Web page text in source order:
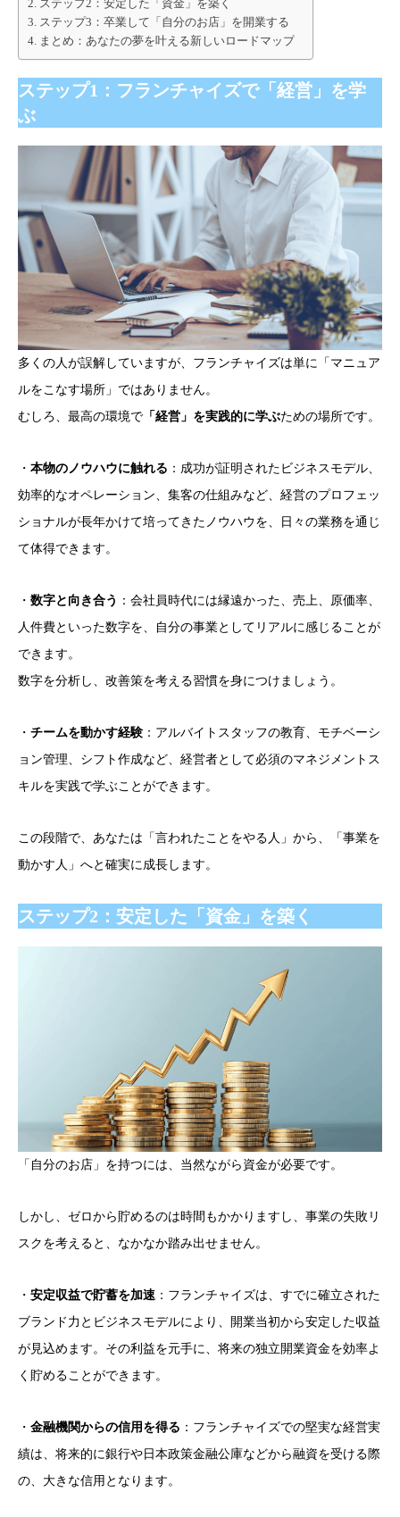
ステップ2：安定した「資金」を築く
ステップ3：卒業して「自分のお店」を開業する
まとめ：あなたの夢を叶える新しいロードマップ
ステップ1：フランチャイズで「経営」を学
ぶ
多くの人が誤解していますが、フランチャイズは単に「マニュア
ルをこなす場所」ではありません。
むしろ、最高の環境で 「経営」を実践的に学ぶための場所です。
・ 本物のノウハウに触れる ：成功が証明されたビジネスモデル、
効率的なオペレーション、集客の仕組みなど、経営のプロフェッ
ショナルが長年かけて培ってきたノウハウを、日々の業務を通じ
て体得できます。
・ 数字と向き合う ：会社員時代には縁遠かった、売上、原価率、
人件費といった数字を、自分の事業としてリアルに感じることが
できます。
数字を分析し、改善策を考える習慣を身につけましょう。
・ チームを動かす経験 ：アルバイトスタッフの教育、モチベーシ
ョン管理、シフト作成など、経営者として必須のマネジメントス
キルを実践で学ぶことができます。
この段階で、あなたは「言われたことをやる人」から、「事業を
動かす人」へと確実に成長します。
ステップ2：安定した「資金」を築く
「自分のお店」を持つには、当然ながら資金が必要です。
しかし、ゼロから貯めるのは時間もかかりますし、事業の失敗リ
スクを考えると、なかなか踏み出せません。
・ 安定収益で貯蓄を加速 ：フランチャイズは、すでに確立された
ブランド力とビジネスモデルにより、開業当初から安定した収益
が見込めます。その利益を元手に、将来の独立開業資金を効率よ
く貯めることができます。
・ 金融機関からの信用を得る ：フランチャイズでの堅実な経営実
績は、将来的に銀行や日本政策金融公庫などから融資を受ける際
の、大きな信用となります。